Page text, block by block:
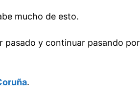
mucho de esto.
pasado y continuar pasando
.